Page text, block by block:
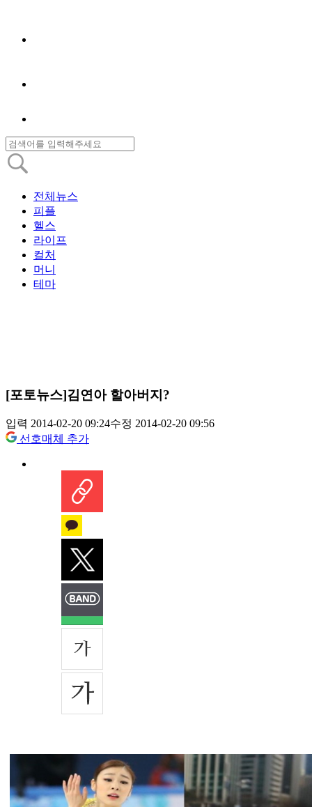
전체뉴스
피플
헬스
라이프
컬처
머니
테마
[포토뉴스]김연아 할아버지?
입력 2014-02-20 09:24수정 2014-02-20 09:56
선호매체 추가